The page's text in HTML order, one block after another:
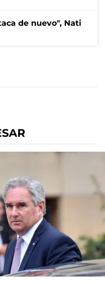
de nuevo", Nati